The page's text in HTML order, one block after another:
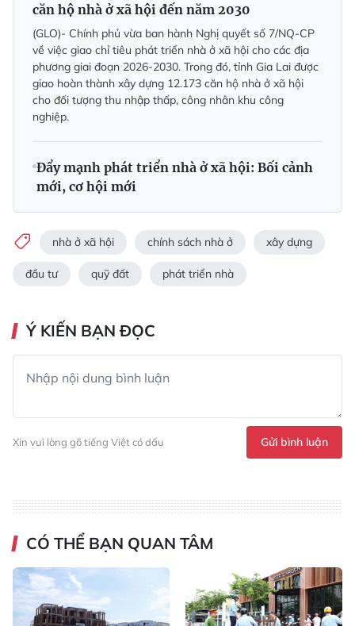
căn hộ nhà ở xã hội đến năm 2030
(GLO)- Chính phủ vừa ban hành Nghị quyết số 7/NQ-CP
về việc giao chỉ tiêu phát triển nhà ở xã hội cho các địa
phương giai đoạn 2026-2030. Trong đó, tỉnh Gia Lai được
giao hoàn thành xây dựng 12.173 căn hộ nhà ở xã hội
cho đối tượng thu nhập thấp, công nhân khu công
nghiệp.
Đẩy mạnh phát triển nhà ở xã hội: Bối cảnh
mới, cơ hội mới
nhà ở xã hội chính sách nhà ở xây dựng
đầu tư quỹ đất phát triển nhà
Ý KIẾN BẠN ĐỌC
Xin vui lòng gõ tiếng Việt có dấu Gửi bình luận
CÓ THỂ BẠN QUAN TÂM